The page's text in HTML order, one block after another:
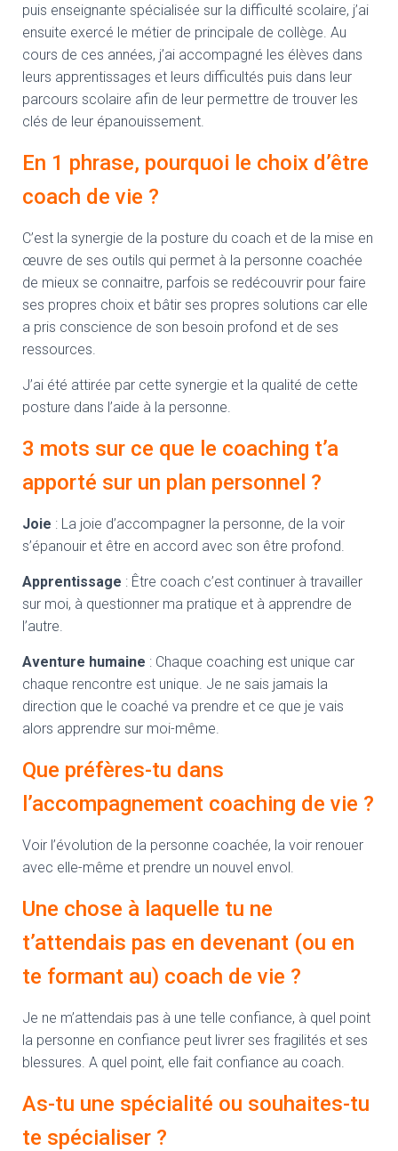
puis enseignante spécialisée sur la difficulté scolaire, j’ai
ensuite exercé le métier de principale de collège. Au
cours de ces années, j’ai accompagné les élèves dans
leurs apprentissages et leurs difficultés puis dans leur
parcours scolaire afin de leur permettre de trouver les
clés de leur épanouissement.
En 1 phrase, pourquoi le choix d’être
coach de vie ?
C’est la synergie de la posture du coach et de la mise en
œuvre de ses outils qui permet à la personne coachée
de mieux se connaitre, parfois se redécouvrir pour faire
ses propres choix et bâtir ses propres solutions car elle
a pris conscience de son besoin profond et de ses
ressources.
J’ai été attirée par cette synergie et la qualité de cette
posture dans l’aide à la personne.
3 mots sur ce que le coaching t’a
apporté sur un plan personnel ?
Joie : La joie d’accompagner la personne, de la voir
s’épanouir et être en accord avec son être profond.
Apprentissage : Être coach c’est continuer à travailler
sur moi, à questionner ma pratique et à apprendre de
l’autre.
Aventure humaine : Chaque coaching est unique car
chaque rencontre est unique. Je ne sais jamais la
direction que le coaché va prendre et ce que je vais
alors apprendre sur moi-même.
Que préfères-tu dans
l’accompagnement coaching de vie ?
Voir l’évolution de la personne coachée, la voir renouer
avec elle-même et prendre un nouvel envol.
Une chose à laquelle tu ne
t’attendais pas en devenant (ou en
te formant au) coach de vie ?
Je ne m’attendais pas à une telle confiance, à quel point
la personne en confiance peut livrer ses fragilités et ses
blessures. A quel point, elle fait confiance au coach.
As-tu une spécialité ou souhaites-tu
te spécialiser ?